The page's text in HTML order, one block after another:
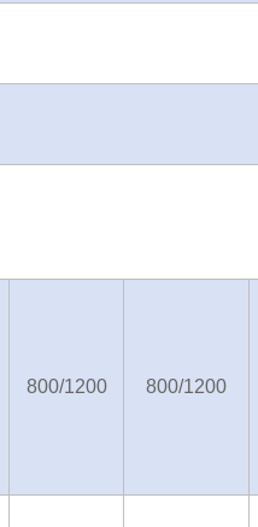
800/1200 800/1200